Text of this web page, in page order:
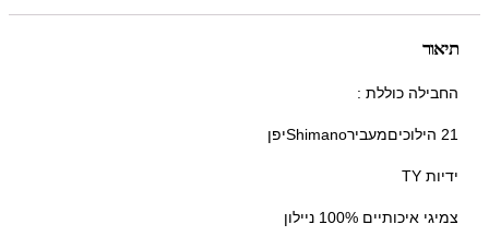
תיאור
החבילה כוללת :
21 הילוכיםמעבירShimanoיפן
ידיות TY
צמיגי איכותיים 100% ניילון